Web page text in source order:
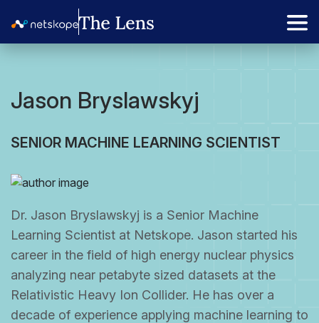
Jason Bryslawskyj
SENIOR MACHINE LEARNING SCIENTIST
Dr. Jason Bryslawskyj is a Senior Machine
Learning Scientist at Netskope. Jason started his
career in the field of high energy nuclear physics
analyzing near petabyte sized datasets at the
Relativistic Heavy Ion Collider. He has over a
decade of experience applying machine learning to